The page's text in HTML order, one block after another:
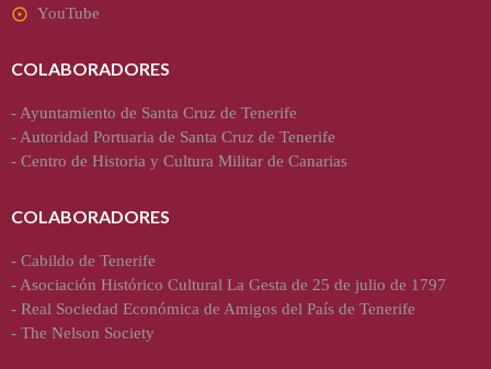
YouTube
COLABORADORES
- Ayuntamiento de Santa Cruz de Tenerife
- Autoridad Portuaria de Santa Cruz de Tenerife
- Centro de Historia y Cultura Militar de Canarias
COLABORADORES
- Cabildo de Tenerife
- Asociación Histórico Cultural La Gesta de 25 de julio de 1797
- Real Sociedad Económica de Amigos del País de Tenerife
- The Nelson Society